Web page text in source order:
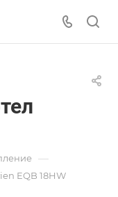
—
EQB 18HW